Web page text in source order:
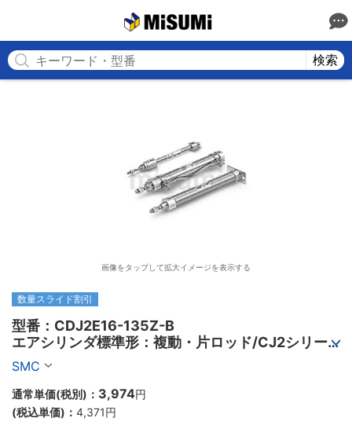
検索
画像をタップして拡大イメージを表示する
数量スライド割引
型番：CDJ2E16-135Z-B
エアシリンダ標準形：複動・片ロッド/CJ2シリー
ズ
SMC
通常単価(税別)： 3,974円
(税込単価)： 4,371円